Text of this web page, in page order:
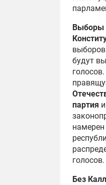
Выборы
будут
партия и
голосов.
Без